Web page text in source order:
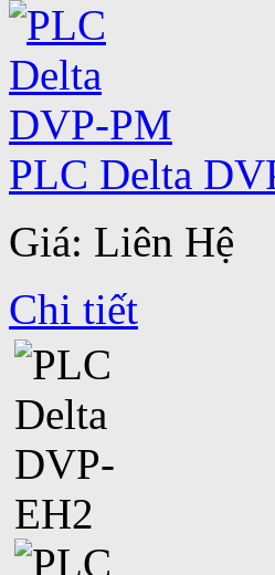
PLC Delta
Giá: Liên Hệ
Chi tiết